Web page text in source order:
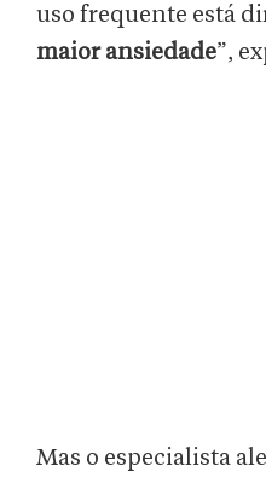
uso frequente está
maior ansiedade”,
Mas o especialista